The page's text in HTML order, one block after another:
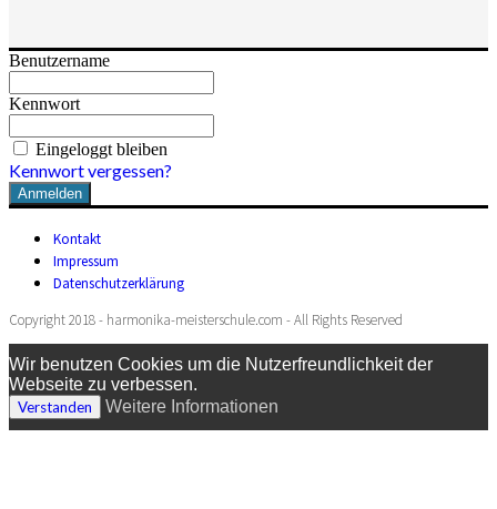
Benutzername
Kennwort
Eingeloggt bleiben
Kennwort vergessen?
Kontakt
Impressum
Datenschutzerklärung
Copyright 2018 - harmonika-meisterschule.com - All Rights Reserved
Wir benutzen Cookies um die Nutzerfreundlichkeit der
Webseite zu verbessen.
Verstanden Weitere Informationen